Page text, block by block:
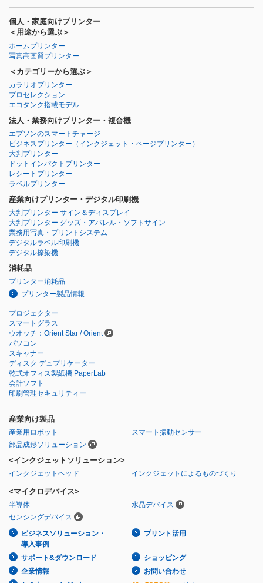
個人・家庭向けプリンター
＜用途から選ぶ＞
ホームプリンター
写真高画質プリンター
＜カテゴリーから選ぶ＞
カラリオプリンター
プロセレクション
エコタンク搭載モデル
法人・業務向けプリンター・複合機
エプソンのスマートチャージ
ビジネスプリンター （インクジェット・ページプリンター）
大判プリンター
ドットインパクトプリンター
レシートプリンター
ラベルプリンター
産業向けプリンター・デジタル印刷機
大判プリンター サイン＆ディスプレイ
大判プリンター グッズ・アパレル・ソフトサイン
業務用写真・プリントシステム
デジタルラベル印刷機
デジタル捺染機
消耗品
プリンター消耗品
プリンター製品情報
プロジェクター
スマートグラス
ウオッチ：Orient Star / Orient
パソコン
スキャナー
ディスク デュプリケーター
乾式オフィス製紙機 PaperLab
会計ソフト
印刷管理セキュリティー
産業向け製品
産業用ロボット
スマート振動センサー
部品成形ソリューション
<インクジェットソリューション>
インクジェットヘッド インクジェットによるものづくり
<マイクロデバイス>
半導体
水晶デバイス
センシングデバイス
ビジネスソリューション・
導入事例
プリント活用
サポート&ダウンロード
ショッピング
企業情報
お問い合わせ